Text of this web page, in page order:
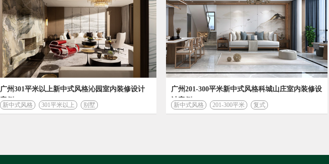
广州301平米以上新中式风格沁园室内装修设计
案例
新中式风格 301平米以上 别墅
广州201-300平米新中式风格科城山庄室内装修设
计案例
新中式风格 201-300平米 复式